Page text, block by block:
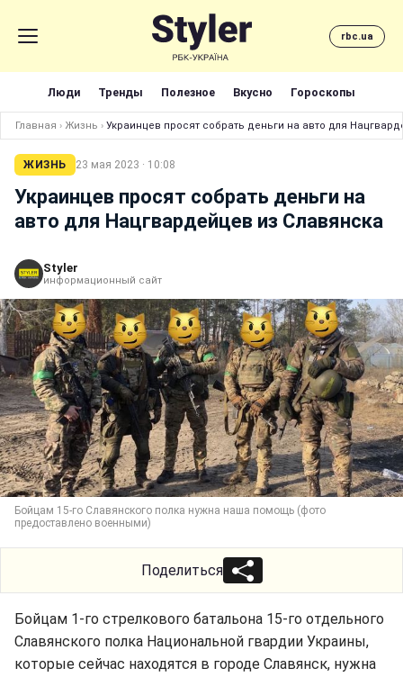
rbc.ua
Люди Тренды Полезное Вкусно Гороскопы
Главная › Жизнь › Украинцев просят собрать деньги на авто для
ЖИЗНЬ 23 мая 2023 · 10:08
Украинцев просят собрать деньги на
авто для Нацгвардейцев из Славянска
Styler
информационный сайт
Бойцам 15-го Славянского полка нужна наша помощь (фото
предоставлено военными)
Поделиться
Бойцам 1-го стрелкового батальона 15-го отдельного
Славянского полка Национальной гвардии Украины,
которые сейчас находятся в городе Славянск, нужна